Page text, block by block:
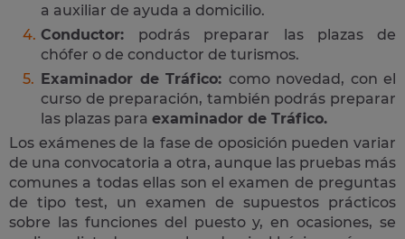
a auxiliar de ayuda a domicilio.
Conductor: podrás preparar las plazas de
chófer o de conductor de turismos.
Examinador de Tráfico: como novedad, con el
curso de preparación, también podrás preparar
las plazas para examinador de Tráfico.
Los exámenes de la fase de oposición pueden variar
de una convocatoria a otra, aunque las pruebas más
comunes a todas ellas son el examen de preguntas
de tipo test, un examen de supuestos prácticos
sobre las funciones del puesto y, en ocasiones, se